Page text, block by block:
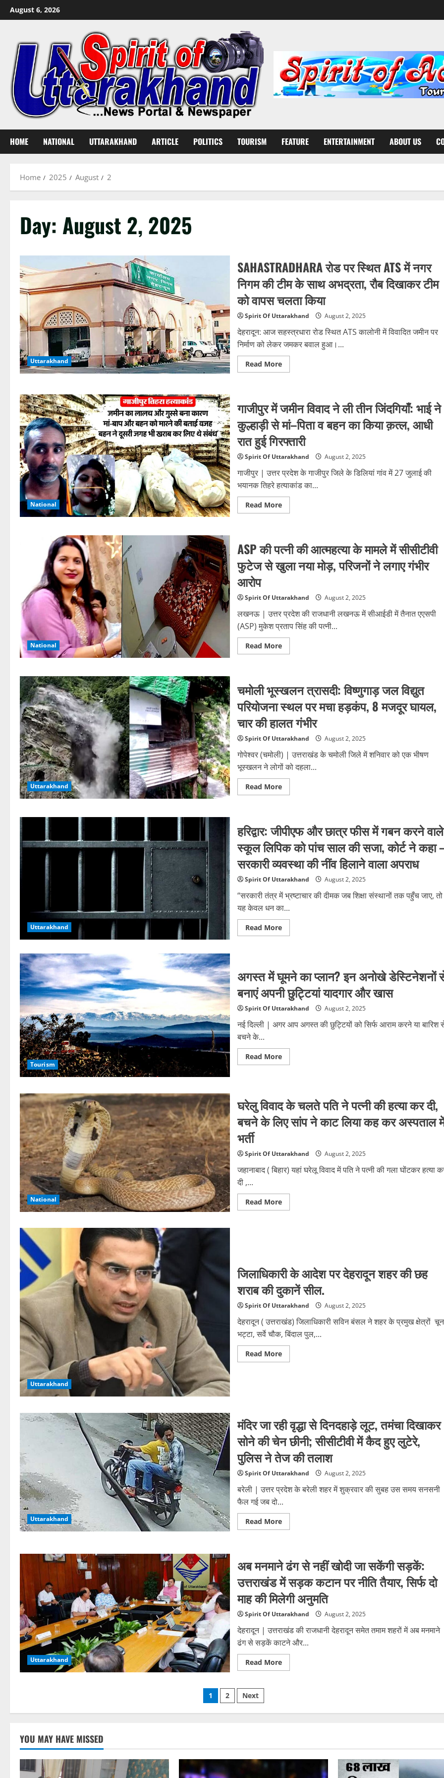
Skip
to
August 6, 2026
HOME NATIONAL UTTARAKHAND ARTICLE POLITICS TOURISM FEATURE ENTERTAINMENT ABOUT US
Home 2025 August 2
Day: August 2, 2025
Uttarakhand
SAHASTRADHARA रोड पर स्थित ATS में नगर
निगम की टीम के साथ अभद्रता, रौब दिखाकर टीम
को वापस चलता किया
Spirit Of Uttarakhand August 2, 2025
देहरादून: आज सहस्त्रधारा रोड स्थित ATS कालोनी में विवादित जमीन पर
निर्माण को लेकर जमकर बवाल हुआ।...
Read MoreRead
more
स्थित
ATS
नगर
की
टीम
के
साथ
अभद्रता,
रौब
दिखाकर
टीम
को
वापस
चलता
किया
National
गाजीपुर में जमीन विवाद ने ली तीन जिंदगियाँ: भाई ने
कुल्हाड़ी से मां–पिता व बहन का किया क़त्ल, आधी
रात हुई गिरफ्तारी
Spirit Of Uttarakhand August 2, 2025
गाजीपुर | उत्तर प्रदेश के गाजीपुर जिले के डिलियां गांव में 27 जुलाई की
भयानक तिहरे हत्याकांड का...
Read MoreRead
more
विवाद
ने
तीन
जिंदगियाँ:
कुल्हाड़ी
से
पिता
व
बहन
का
किया
क़त्ल,
आधी
National
ASP की पत्नी की आत्महत्या के मामले में सीसीटीवी
फुटेज से खुला नया मोड़, परिजनों ने लगाए गंभीर
आरोप
Spirit Of Uttarakhand August 2, 2025
लखनऊ | उत्तर प्रदेश की राजधानी लखनऊ में सीआईडी में तैनात एएसपी
(ASP) मुकेश प्रताप सिंह की पत्नी...
Read MoreRead
more
की
आत्महत्या
मामले
सीसीटीवी
फुटेज
से
खुला
नया
मोड़,
परिजनों
ने
लगाए
गंभीर
आरोप
Uttarakhand
चमोली भूस्खलन त्रासदी: विष्णुगाड़ जल विद्युत
परियोजना स्थल पर मचा हड़कंप, 8 मजदूर घायल,
चार की हालत गंभीर
Spirit Of Uttarakhand August 2, 2025
गोपेश्वर (चमोली) | उत्तराखंड के चमोली जिले में शनिवार को एक भीषण
भूस्खलन ने लोगों को दहला...
Read MoreRead
more
विष्णुगाड़
जल
विद्युत
परियोजना
पर
मचा
हड़कंप,
8
मजदूर
घायल,
चार
की
हालत
गंभीर
Uttarakhand
हरिद्वार: जीपीएफ और छात्र फीस में गबन करने वाले
स्कूल लिपिक को पांच साल की सजा, कोर्ट ने कहा
सरकारी व्यवस्था की नींव हिलाने वाला अपराध
Spirit Of Uttarakhand August 2, 2025
“सरकारी तंत्र में भ्रष्टाचार की दीमक जब शिक्षा संस्थानों तक पहुँच जाए, तो
यह केवल धन का...
Read MoreRead
more
छात्र
फीस
में
गबन
करने
वाले
स्कूल
को
कोर्ट
ने
की
नींव
वाला
अपराध
Tourism
अगस्त में घूमने का प्लान? इन अनोखे डेस्टिनेशनों
बनाएं अपनी छुट्टियां यादगार और खास
Spirit Of Uttarakhand August 2, 2025
नई दिल्ली | अगर आप अगस्त की छुट्टियों को सिर्फ आराम करने या बारिश
बचने के...
Read MoreRead
more
का
प्लान?
इन
अनोखे
डेस्टिनेशनों
छुट्टियां
और
खास
National
घरेलु विवाद के चलते पति ने पत्नी की हत्या कर दी,
बचने के लिए सांप ने काट लिया कह कर अस्पताल
भर्ती
Spirit Of Uttarakhand August 2, 2025
जहानाबाद ( बिहार) यहां घरेलू विवाद में पति ने पत्नी की गला घोंटकर हत्या
दी ,...
Read MoreRead
more
की
हत्या
कर
दी,
बचने
के
सांप
ने
काट
लिया
कह
कर
अस्पताल
Uttarakhand
जिलाधिकारी के आदेश पर देहरादून शहर की छह
शराब की दुकानें सील.
Spirit Of Uttarakhand August 2, 2025
देहरादून ( उत्तराखंड) जिलाधिकारी सविन बंसल ने शहर के प्रमुख क्षेत्रों
भट्टा, सर्वे चौक, बिंदाल पुल,...
Read MoreRead
more
छह
शराब
की
दुकानें
Uttarakhand
मंदिर जा रही वृद्धा से दिनदहाड़े लूट, तमंचा दिखाकर
सोने की चेन छीनी; सीसीटीवी में कैद हुए लुटेरे,
पुलिस ने तेज की तलाश
Spirit Of Uttarakhand August 2, 2025
बरेली | उत्तर प्रदेश के बरेली शहर में शुक्रवार की सुबह उस समय सनसनी
फैल गई जब दो...
Read MoreRead
more
वृद्धा
से
दिनदहाड़े
लूट,
तमंचा
दिखाकर
सोने
की
चेन
छीनी;
सीसीटीवी
में
कैद
हुए
लुटेरे,
पुलिस
ने
Uttarakhand
अब मनमाने ढंग से नहीं खोदी जा सकेंगी सड़कें:
उत्तराखंड में सड़क कटान पर नीति तैयार, सिर्फ दो
माह की मिलेगी अनुमति
Spirit Of Uttarakhand August 2, 2025
देहरादून | उत्तराखंड की राजधानी देहरादून समेत तमाम शहरों में अब मनमाने
ढंग से सड़कें काटने और...
Read MoreRead
more
में
सड़क
Posts
pagination
1 2 Next
YOU MAY HAVE MISSED